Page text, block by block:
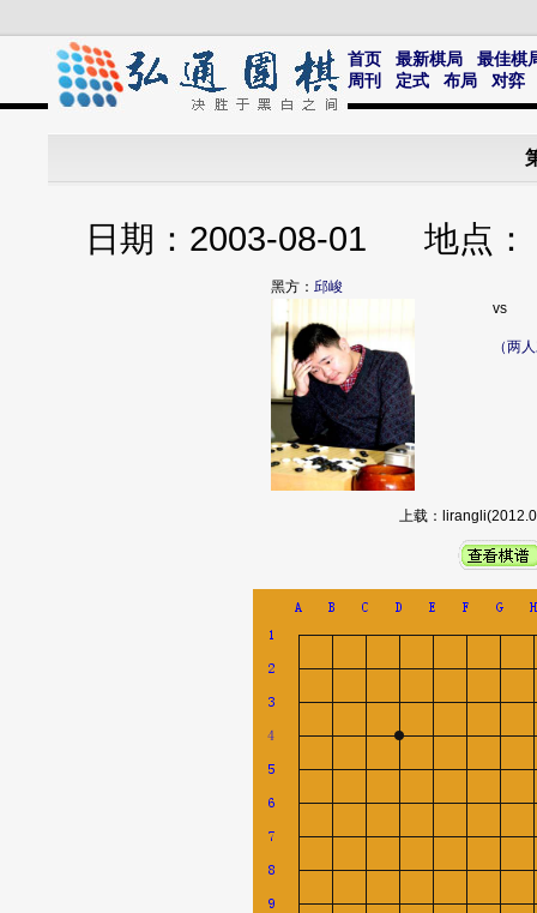
首页 最新棋局
最佳棋
周刊
定式 布局 对弈
日期：2003-08-01 地
黑方： 邱峻
vs
（两
上载：